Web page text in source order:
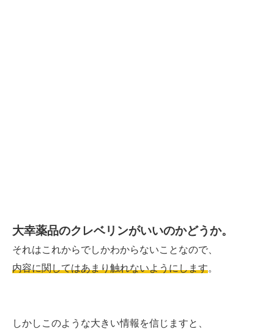
大幸薬品のクレベリンがいいのかどうか。
それはこれからでしかわからないことなので、
内容に関してはあまり触れないようにします。
しかしこのような大きい情報を信じますと、